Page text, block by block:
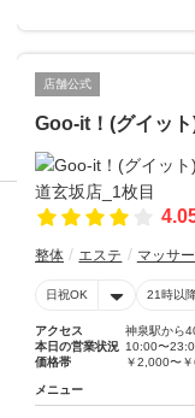
店舗公式
Goo-it！(グイッ
整体 エステ マッサ
日祝OK 21時以
アクセス
神泉駅から
本日の営業状況 10:00〜
価格帯
￥2,000〜
メニュー